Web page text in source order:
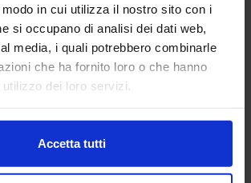
in cui utilizza il nostro sito con i
si occupano di analisi dei dati web,
media, i quali potrebbero combinarle
che ha fornito loro o che hanno
dei loro servizi.
Accetta tutti
Vai alla scheda
ANFIA
1912, ANFIA - Associazione Nazionale